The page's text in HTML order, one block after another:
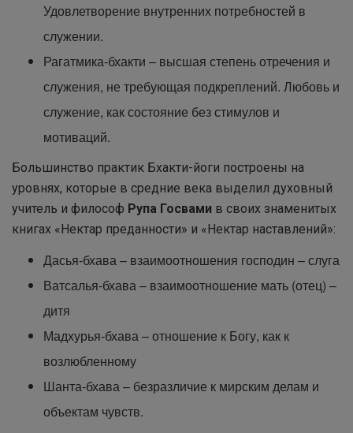
Удовлетворение внутренних потребностей в
служении.
Рагатмика-бхакти – высшая степень отречения и
служения, не требующая подкреплений. Любовь и
служение, как состояние без стимулов и
мотиваций.
Большинство практик Бхакти-йоги построены на
уровнях, которые в средние века выделил духовный
учитель и философ Рупа Госвами в своих знаменитых
книгах «Нектар преданности» и «Нектар наставлений»:
Дасья-бхава – взаимоотношения господин – слуга
Ватсалья-бхава – взаимоотношение мать (отец) –
дитя
Мадхурья-бхава – отношение к Богу, как к
возлюбленному
Шанта-бхава – безразличие к мирским делам и
объектам чувств.